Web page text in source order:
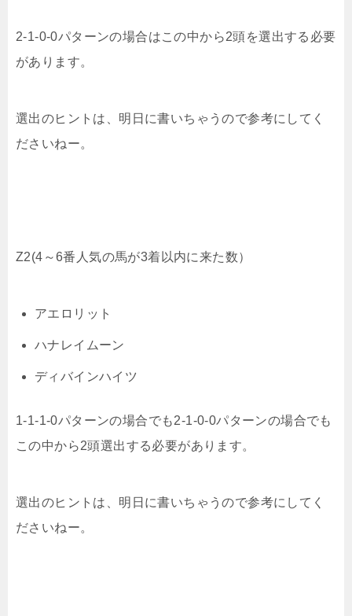
2-1-0-0パターンの場合はこの中から2頭を選出する必要
があります。
選出のヒントは、明日に書いちゃうので参考にしてく
ださいねー。
Z2(4～6番人気の馬が3着以内に来た数）
アエロリット
ハナレイムーン
ディバインハイツ
1-1-1-0パターンの場合でも2-1-0-0パターンの場合でも
この中から2頭選出する必要があります。
選出のヒントは、明日に書いちゃうので参考にしてく
ださいねー。